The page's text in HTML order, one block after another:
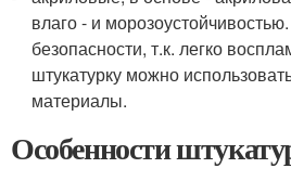
влаго - и
безопасности, т.к. легко
штукатурку можно
материалы.
Особенности